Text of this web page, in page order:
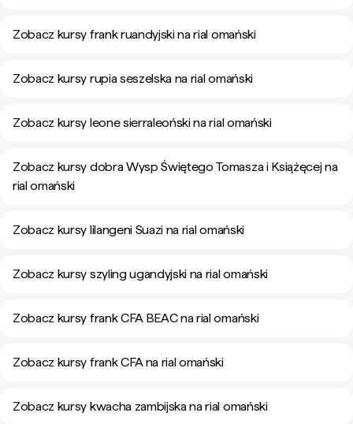
Zobacz kursy frank ruandyjski na rial omański
Zobacz kursy rupia seszelska na rial omański
Zobacz kursy leone sierraleoński na rial omański
Zobacz kursy dobra Wysp Świętego Tomasza i Książęcej na
rial omański
Zobacz kursy lilangeni Suazi na rial omański
Zobacz kursy szyling ugandyjski na rial omański
Zobacz kursy frank CFA BEAC na rial omański
Zobacz kursy frank CFA na rial omański
Zobacz kursy kwacha zambijska na rial omański